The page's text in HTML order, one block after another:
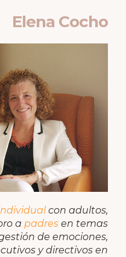
Elena Cocho
con adultos,
a padres en temas
de emociones,
y directivos en